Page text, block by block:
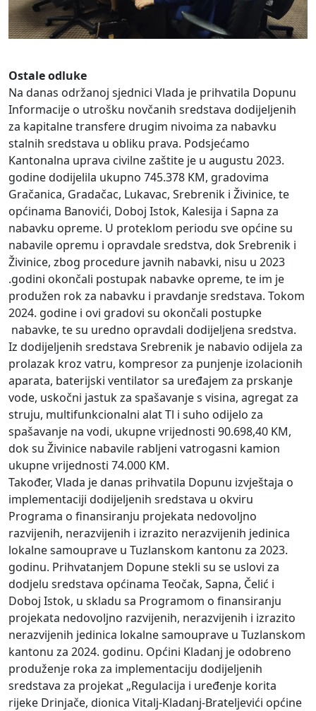
Ostale odluke
Na danas održanoj sjednici Vlada je prihvatila Dopunu
Informacije o utrošku novčanih sredstava dodijeljenih
za kapitalne transfere drugim nivoima za nabavku
stalnih sredstava u obliku prava. Podsjećamo
Kantonalna uprava civilne zaštite je u augustu 2023.
godine dodijelila ukupno 745.378 KM, gradovima
Gračanica, Gradačac, Lukavac, Srebrenik i Živinice, te
općinama Banovići, Doboj Istok, Kalesija i Sapna za
nabavku opreme. U proteklom periodu sve općine su
nabavile opremu i opravdale sredstva, dok Srebrenik i
Živinice, zbog procedure javnih nabavki, nisu u 2023
.godini okončali postupak nabavke opreme, te im je
produžen rok za nabavku i pravdanje sredstava. Tokom
2024. godine i ovi gradovi su okončali postupke
nabavke, te su uredno opravdali dodijeljena sredstva.
Iz dodijeljenih sredstava Srebrenik je nabavio odijela za
prolazak kroz vatru, kompresor za punjenje izolacionih
aparata, baterijski ventilator sa uređajem za prskanje
vode, uskočni jastuk za spašavanje s visina, agregat za
struju, multifunkcionalni alat Tl i suho odijelo za
spašavanje na vodi, ukupne vrijednosti 90.698,40 KM,
dok su Živinice nabavile rabljeni vatrogasni kamion
ukupne vrijednosti 74.000 KM.
Također, Vlada je danas prihvatila Dopunu izvještaja o
implementaciji dodijeljenih sredstava u okviru
Programa o finansiranju projekata nedovoljno
razvijenih, nerazvijenih i izrazito nerazvijenih jedinica
lokalne samouprave u Tuzlanskom kantonu za 2023.
godinu. Prihvatanjem Dopune stekli su se uslovi za
dodjelu sredstava općinama Teočak, Sapna, Čelić i
Doboj Istok, u skladu sa Programom o finansiranju
projekata nedovoljno razvijenih, nerazvijenih i izrazito
nerazvijenih jedinica lokalne samouprave u Tuzlanskom
kantonu za 2024. godinu. Općini Kladanj je odobreno
produženje roka za implementaciju dodijeljenih
sredstava za projekat „Regulacija i uređenje korita
rijeke Drinjače, dionica Vitalj-Kladanj-Brateljevići općine